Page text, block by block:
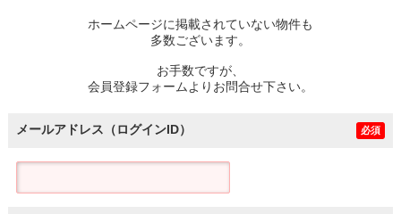
ホームページに掲載されていない物件も
多数ございます。
お手数ですが、
会員登録フォームよりお問合せ下さい。
メールアドレス（ログインID） 必須